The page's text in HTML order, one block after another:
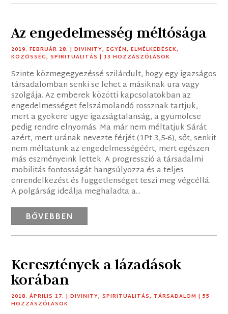
Az engedelmesség méltósága
2019. FEBRUÁR 28. |DIVINITY,EGYÉN,ELMÉLKEDÉSEK,
KÖZÖSSÉG,SPIRITUALITÁS | 13 HOZZÁSZÓLÁSOK
Szinte közmegegyezéssé szilárdult, hogy egy igazságos
társadalomban senki se lehet a másiknak ura vagy
szolgája. Az emberek közötti kapcsolatokban az
engedelmességet felszámolandó rossznak tartjuk,
mert a gyökere ugye igazságtalanság, a gyümölcse
pedig rendre elnyomás. Ma már nem méltatjuk Sárát
azért, mert urának nevezte férjét (1Pt 3,5-6), sőt, senkit
nem méltatunk az engedelmességéért, mert egészen
más eszményeink lettek. A progresszió a társadalmi
mobilitás fontosságát hangsúlyozza és a teljes
önrendelkezést és függetlenséget teszi meg végcéllá.
A polgárság ideálja meghaladta a...
BŐVEBBEN
Keresztények a lázadások
korában
2018. ÁPRILIS 17. |DIVINITY,SPIRITUALITÁS, TÁRSADALOM | 55
HOZZÁSZÓLÁSOK